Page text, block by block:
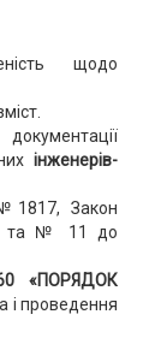
щодо
документації
інженерів-
Закон
та № 11 до
«ПОРЯДОК
і проведення